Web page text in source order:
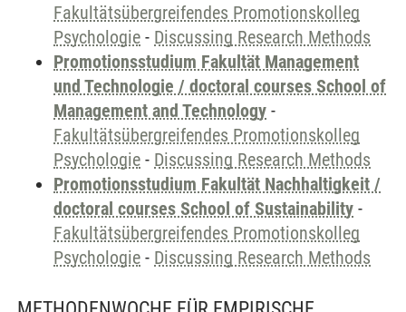
Fakultätsübergreifendes Promotionskolleg
Psychologie - Discussing Research Methods
Promotionsstudium Fakultät Management
und Technologie / doctoral courses School of
Management and Technology -
Fakultätsübergreifendes Promotionskolleg
Psychologie - Discussing Research Methods
Promotionsstudium Fakultät Nachhaltigkeit /
doctoral courses School of Sustainability -
Fakultätsübergreifendes Promotionskolleg
Psychologie - Discussing Research Methods